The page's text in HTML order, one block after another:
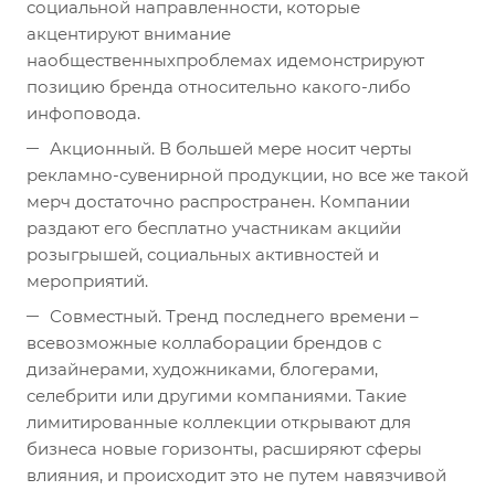
социальной направленности, которые
акцентируют внимание
наобщественныхпроблемах идемонстрируют
позицию бренда относительно какого-либо
инфоповода.
Акционный. В большей мере носит черты
рекламно-сувенирной продукции, но все же такой
мерч достаточно распространен. Компании
раздают его бесплатно участникам акцийи
розыгрышей, социальных активностей и
мероприятий.
Совместный. Тренд последнего времени –
всевозможные коллаборации брендов с
дизайнерами, художниками, блогерами,
селебрити или другими компаниями. Такие
лимитированные коллекции открывают для
бизнеса новые горизонты, расширяют сферы
влияния, и происходит это не путем навязчивой